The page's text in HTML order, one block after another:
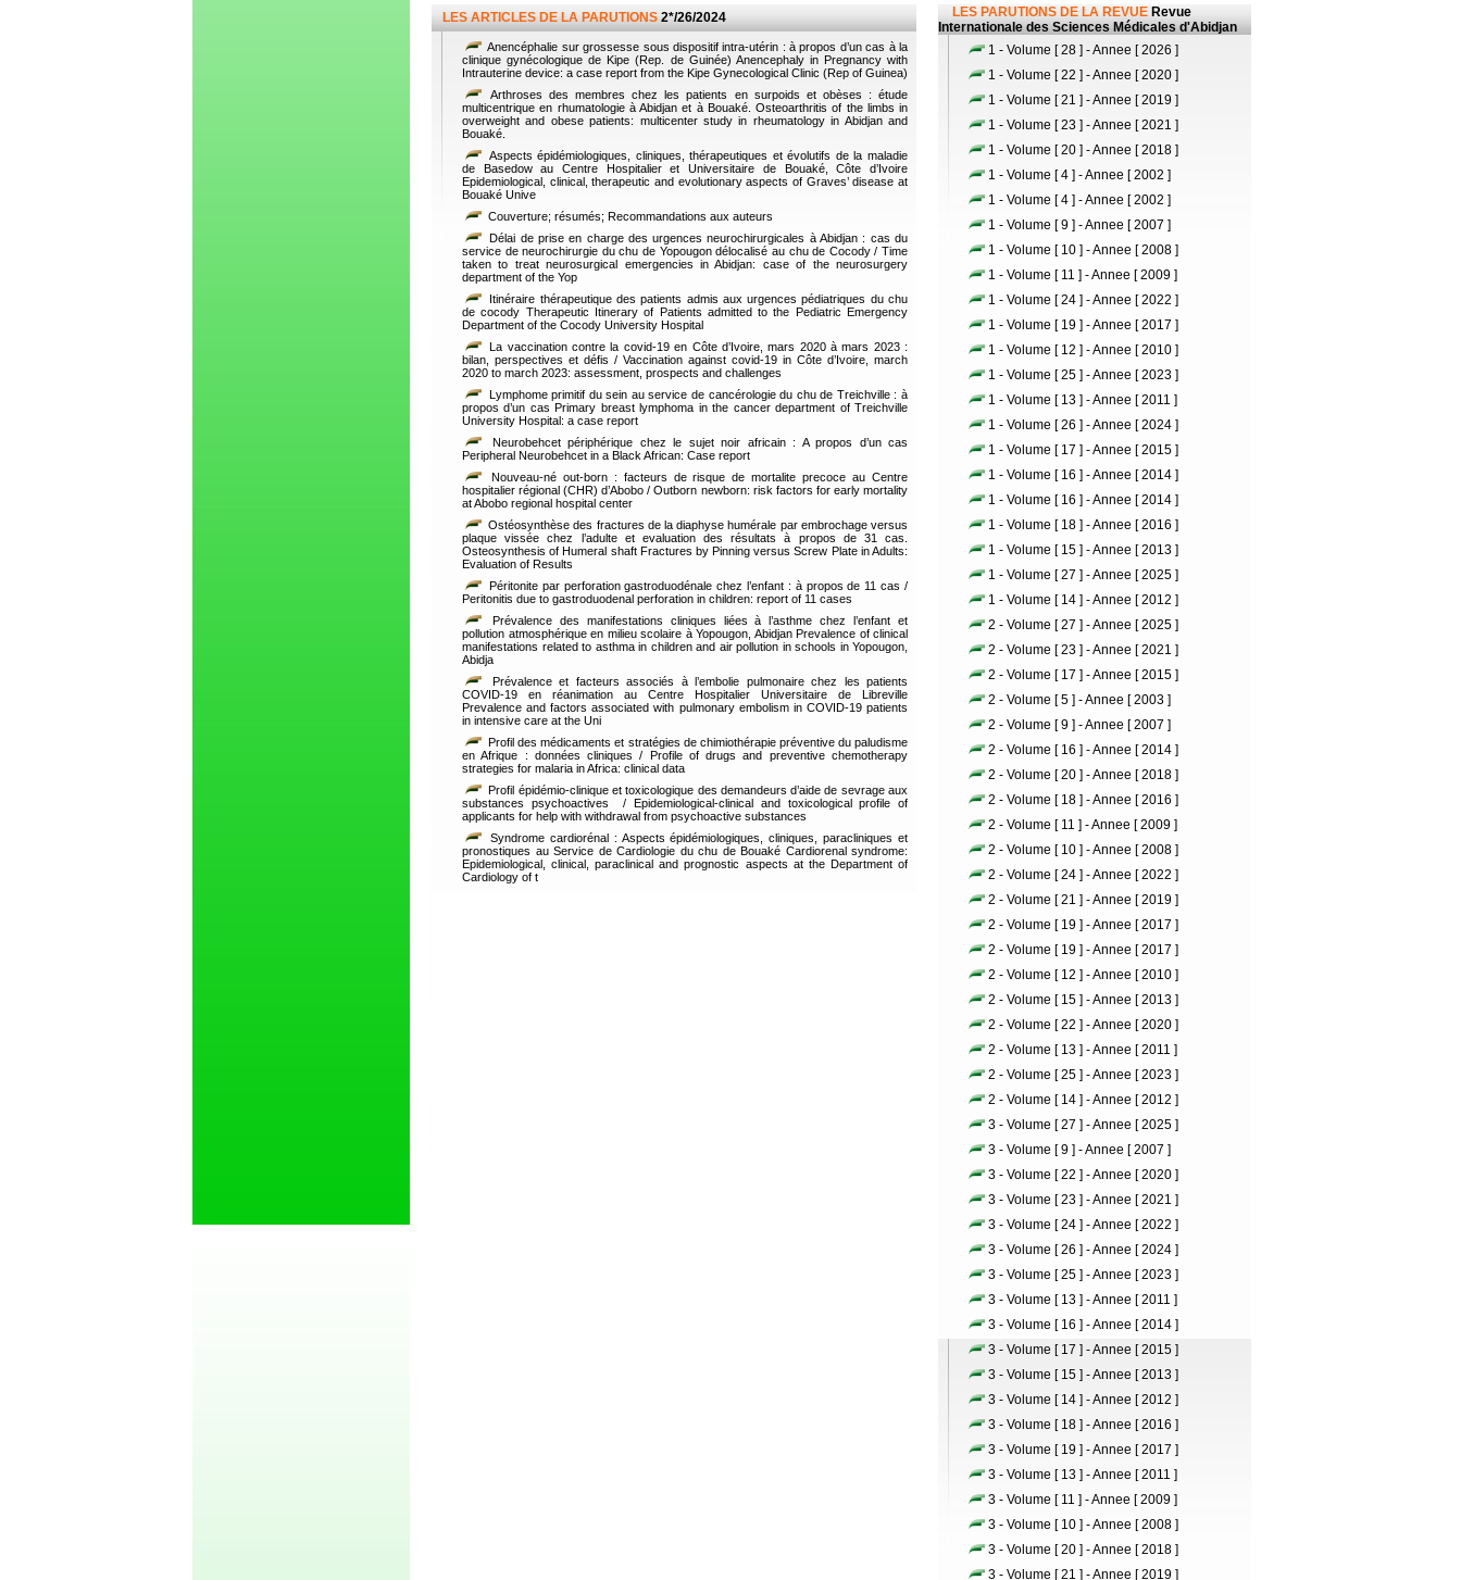
LES ARTICLES DE LA PARUTIONS 2*/26/2024
Anencéphalie sur grossesse sous dispositif intra-utérin : à propos d’un cas à la
clinique gynécologique de Kipe (Rep. de Guinée) Anencephaly in Pregnancy with
Intrauterine device: a case report from the Kipe Gynecological Clinic (Rep of Guinea)
Arthroses des membres chez les patients en surpoids et obèses : étude
multicentrique en rhumatologie à Abidjan et à Bouaké. Osteoarthritis of the limbs in
overweight and obese patients: multicenter study in rheumatology in Abidjan and
Bouaké.
Aspects épidémiologiques, cliniques, thérapeutiques et évolutifs de la maladie
de Basedow au Centre Hospitalier et Universitaire de Bouaké, Côte d’Ivoire
Epidemiological, clinical, therapeutic and evolutionary aspects of Graves’ disease at
Bouaké Unive
Couverture; résumés; Recommandations aux auteurs
Délai de prise en charge des urgences neurochirurgicales à Abidjan : cas du
service de neurochirurgie du chu de Yopougon délocalisé au chu de Cocody / Time
taken to treat neurosurgical emergencies in Abidjan: case of the neurosurgery
department of the Yop
Itinéraire thérapeutique des patients admis aux urgences pédiatriques du chu
de cocody Therapeutic Itinerary of Patients admitted to the Pediatric Emergency
Department of the Cocody University Hospital
La vaccination contre la covid-19 en Côte d’Ivoire, mars 2020 à mars 2023 :
bilan, perspectives et défis / Vaccination against covid-19 in Côte d’Ivoire, march
2020 to march 2023: assessment, prospects and challenges
Lymphome primitif du sein au service de cancérologie du chu de Treichville : à
propos d’un cas Primary breast lymphoma in the cancer department of Treichville
University Hospital: a case report
Neurobehcet périphérique chez le sujet noir africain : A propos d’un cas
Peripheral Neurobehcet in a Black African: Case report
Nouveau-né out-born : facteurs de risque de mortalite precoce au Centre
hospitalier régional (CHR) d’Abobo / Outborn newborn: risk factors for early mortality
at Abobo regional hospital center
Ostéosynthèse des fractures de la diaphyse humérale par embrochage versus
plaque vissée chez l’adulte et evaluation des résultats à propos de 31 cas.
Osteosynthesis of Humeral shaft Fractures by Pinning versus Screw Plate in Adults:
Evaluation of Results
Péritonite par perforation gastroduodénale chez l’enfant : à propos de 11 cas /
Peritonitis due to gastroduodenal perforation in children: report of 11 cases
Prévalence des manifestations cliniques liées à l’asthme chez l’enfant et
pollution atmosphérique en milieu scolaire à Yopougon, Abidjan Prevalence of clinical
manifestations related to asthma in children and air pollution in schools in Yopougon,
Abidja
Prévalence et facteurs associés à l’embolie pulmonaire chez les patients
COVID-19 en réanimation au Centre Hospitalier Universitaire de Libreville
Prevalence and factors associated with pulmonary embolism in COVID-19 patients
in intensive care at the Uni
Profil des médicaments et stratégies de chimiothérapie préventive du paludisme
en Afrique : données cliniques / Profile of drugs and preventive chemotherapy
strategies for malaria in Africa: clinical data
Profil épidémio-clinique et toxicologique des demandeurs d’aide de sevrage aux
substances psychoactives / Epidemiological-clinical and toxicological profile of
applicants for help with withdrawal from psychoactive substances
Syndrome cardiorénal : Aspects épidémiologiques, cliniques, paracliniques et
pronostiques au Service de Cardiologie du chu de Bouaké Cardiorenal syndrome:
Epidemiological, clinical, paraclinical and prognostic aspects at the Department of
Cardiology of t
LES PARUTIONS DE LA REVUE Revue
Internationale des Sciences Médicales d'Abidjan
1 - Volume [ 28 ] - Annee [ 2026 ]
1 - Volume [ 22 ] - Annee [ 2020 ]
1 - Volume [ 21 ] - Annee [ 2019 ]
1 - Volume [ 23 ] - Annee [ 2021 ]
1 - Volume [ 20 ] - Annee [ 2018 ]
1 - Volume [ 4 ] - Annee [ 2002 ]
1 - Volume [ 4 ] - Annee [ 2002 ]
1 - Volume [ 9 ] - Annee [ 2007 ]
1 - Volume [ 10 ] - Annee [ 2008 ]
1 - Volume [ 11 ] - Annee [ 2009 ]
1 - Volume [ 24 ] - Annee [ 2022 ]
1 - Volume [ 19 ] - Annee [ 2017 ]
1 - Volume [ 12 ] - Annee [ 2010 ]
1 - Volume [ 25 ] - Annee [ 2023 ]
1 - Volume [ 13 ] - Annee [ 2011 ]
1 - Volume [ 26 ] - Annee [ 2024 ]
1 - Volume [ 17 ] - Annee [ 2015 ]
1 - Volume [ 16 ] - Annee [ 2014 ]
1 - Volume [ 16 ] - Annee [ 2014 ]
1 - Volume [ 18 ] - Annee [ 2016 ]
1 - Volume [ 15 ] - Annee [ 2013 ]
1 - Volume [ 27 ] - Annee [ 2025 ]
1 - Volume [ 14 ] - Annee [ 2012 ]
2 - Volume [ 27 ] - Annee [ 2025 ]
2 - Volume [ 23 ] - Annee [ 2021 ]
2 - Volume [ 17 ] - Annee [ 2015 ]
2 - Volume [ 5 ] - Annee [ 2003 ]
2 - Volume [ 9 ] - Annee [ 2007 ]
2 - Volume [ 16 ] - Annee [ 2014 ]
2 - Volume [ 20 ] - Annee [ 2018 ]
2 - Volume [ 18 ] - Annee [ 2016 ]
2 - Volume [ 11 ] - Annee [ 2009 ]
2 - Volume [ 10 ] - Annee [ 2008 ]
2 - Volume [ 24 ] - Annee [ 2022 ]
2 - Volume [ 21 ] - Annee [ 2019 ]
2 - Volume [ 19 ] - Annee [ 2017 ]
2 - Volume [ 19 ] - Annee [ 2017 ]
2 - Volume [ 12 ] - Annee [ 2010 ]
2 - Volume [ 15 ] - Annee [ 2013 ]
2 - Volume [ 22 ] - Annee [ 2020 ]
2 - Volume [ 13 ] - Annee [ 2011 ]
2 - Volume [ 25 ] - Annee [ 2023 ]
2 - Volume [ 14 ] - Annee [ 2012 ]
3 - Volume [ 27 ] - Annee [ 2025 ]
3 - Volume [ 9 ] - Annee [ 2007 ]
3 - Volume [ 22 ] - Annee [ 2020 ]
3 - Volume [ 23 ] - Annee [ 2021 ]
3 - Volume [ 24 ] - Annee [ 2022 ]
3 - Volume [ 26 ] - Annee [ 2024 ]
3 - Volume [ 25 ] - Annee [ 2023 ]
3 - Volume [ 13 ] - Annee [ 2011 ]
3 - Volume [ 16 ] - Annee [ 2014 ]
3 - Volume [ 17 ] - Annee [ 2015 ]
3 - Volume [ 15 ] - Annee [ 2013 ]
3 - Volume [ 14 ] - Annee [ 2012 ]
3 - Volume [ 18 ] - Annee [ 2016 ]
3 - Volume [ 19 ] - Annee [ 2017 ]
3 - Volume [ 13 ] - Annee [ 2011 ]
3 - Volume [ 11 ] - Annee [ 2009 ]
3 - Volume [ 10 ] - Annee [ 2008 ]
3 - Volume [ 20 ] - Annee [ 2018 ]
3 - Volume [ 21 ] - Annee [ 2019 ]